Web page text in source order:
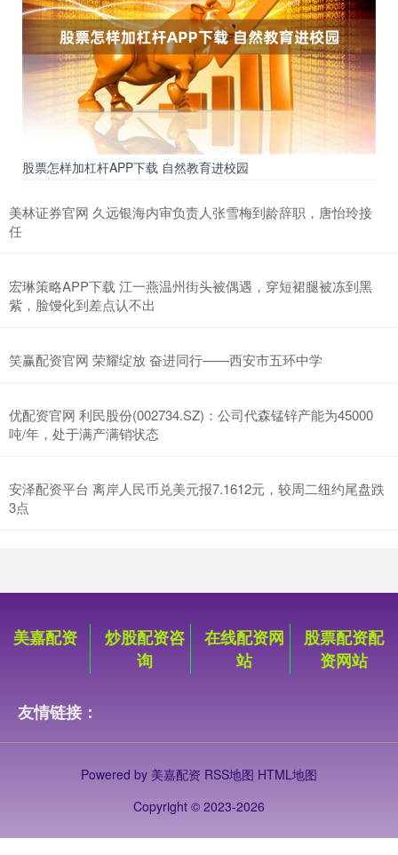
股票怎样加杠杆APP下载 自然教育进校园
美林证券官网 久远银海内审负责人张雪梅到龄辞职，唐怡玲接
任
宏琳策略APP下载 江一燕温州街头被偶遇，穿短裙腿被冻到黑
紫，脸馒化到差点认不出
笑赢配资官网 荣耀绽放 奋进同行——西安市五环中学
优配资官网 利民股份(002734.SZ)：公司代森锰锌产能为45000
吨/年，处于满产满销状态
安泽配资平台 离岸人民币兑美元报7.1612元，较周二纽约尾盘跌
3点
美嘉配资
炒股配资咨
询
在线配资网
站
股票配资配
资网站
友情链接：
Powered by 美嘉配资 RSS地图 HTML地图
Copyright © 2023-2026